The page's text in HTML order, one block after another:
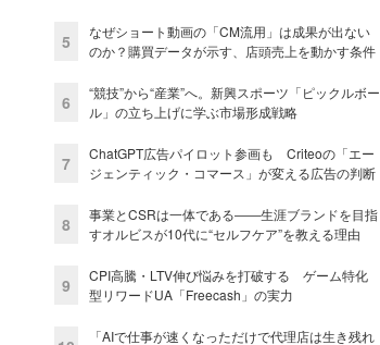
5
なぜショート動画の「CM流用」は成果が出ない
のか？購買データが示す、店頭売上を動かす条件
6
“競技”から“産業”へ。新興スポーツ「ピックルボー
ル」の立ち上げに学ぶ市場形成戦略
7
ChatGPT広告パイロット参画も Criteoの「エー
ジェンティック・コマース」が変える広告の判断
8
事業とCSRは一体である――生涯ブランドを目指
すオルビスが10代に“セルフケア”を教える理由
9
CPI高騰・LTV伸び悩みを打破する ゲーム特化
型リワードUA「Freecash」の実力
「AIで仕事が速くなっただけで代理店は生き残れ